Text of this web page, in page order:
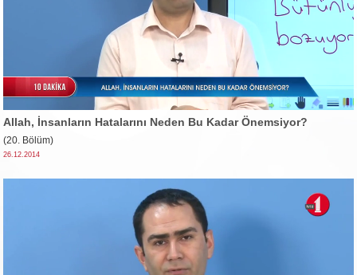
Allah, İnsanların Hatalarını Neden Bu Kadar Önemsiyor?
(20. Bölüm)
26.12.2014